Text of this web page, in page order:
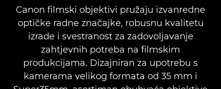
FLEKSIBILNO ZUMIRANJE
FILMSKI SERVO
KOMPAKTNI FILMSKI SERVO
Canon filmski objektivi pružaju izvanredne
optičke radne značajke, robusnu kvalitetu
izrade i svestranost za zadovoljavanje
zahtjevnih potreba na filmskim
produkcijama. Dizajniran za upotrebu s
kamerama velikog formata od 35 mm i